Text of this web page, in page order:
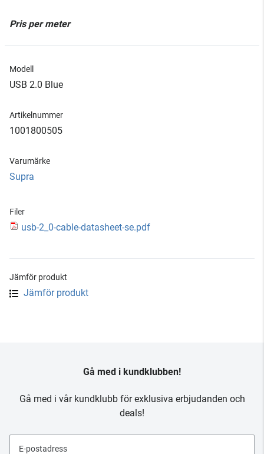
Pris per meter
Modell
USB 2.0 Blue
Artikelnummer
1001800505
Varumärke
Supra
Filer
usb-2_0-cable-datasheet-se.pdf
Jämför produkt
Jämför produkt
Gå med i kundklubben!
Gå med i vår kundklubb för exklusiva erbjudanden och
deals!
E-postadress